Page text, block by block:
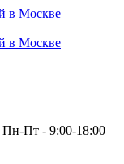
Пн-Пт - 9:00-18:00